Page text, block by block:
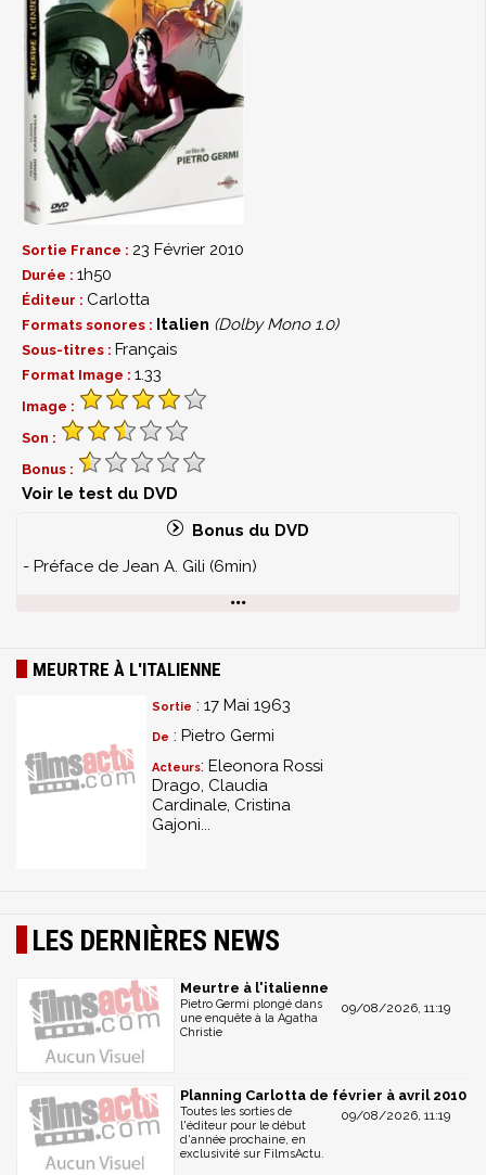
Sortie France : 23 Février 2010
Durée : 1h50
Éditeur : Carlotta
Formats sonores : Italien (Dolby Mono 1.0)
Sous-titres : Français
Format Image : 1.33
Image :
Son :
Bonus :
Voir le test du DVD
Bonus du DVD
- Préface de Jean A. Gili (6min)
MEURTRE À L'ITALIENNE
Sortie : 17 Mai 1963
De : Pietro Germi
Acteurs: Eleonora Rossi
Drago, Claudia
Cardinale, Cristina
Gajoni...
LES DERNIÈRES NEWS
Meurtre à l'italienne
09/08/2026, 11:19
Pietro Germi plongé dans
une enquête à la Agatha
Christie
Planning Carlotta de février à avril 2010
09/08/2026, 11:19
Toutes les sorties de
l'éditeur pour le début
d'année prochaine, en
exclusivité sur FilmsActu.